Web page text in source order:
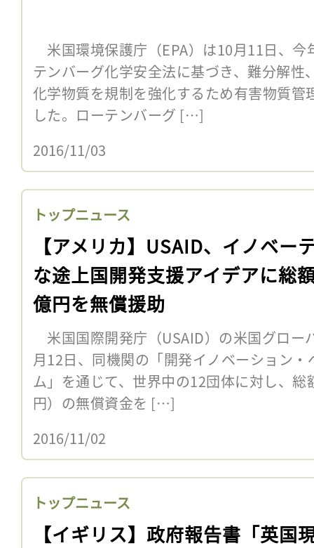
米国環境保護庁（EPA）は10月11日、
テンバーグ化学安全法に基づき、難分解性
化学物質を規制を強化するため有害物質管
した。ローテンバーグ […]
2016/11/03
トップニュース
【アメリカ】USAID、イノベー
な途上国開発支援アイデアに総
億円を無償援助
米国国際開発庁（USAID）の米国グロー
月12日、同機関の「開発イノベーション
ム」を通じて、世界中の12団体に対し、
円）の無償資金を […]
2016/11/02
トップニュース
【イギリス】政府報告書「英国